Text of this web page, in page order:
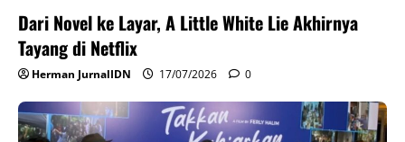
Dari Novel ke Layar, A Little White Lie Akhirnya
Tayang di Netflix
Herman JurnalIDN 17/07/2026 0